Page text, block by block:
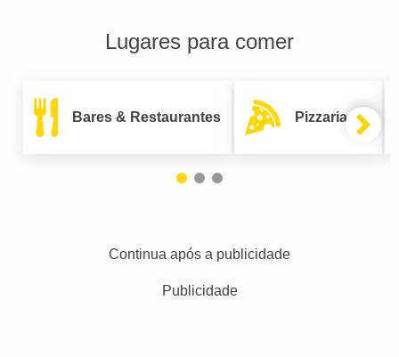
Lugares para comer
Bares & Restaurantes Pizzarias
Continua após a publicidade
Publicidade